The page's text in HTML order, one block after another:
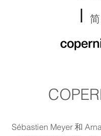
简
Sébastien Meyer 和